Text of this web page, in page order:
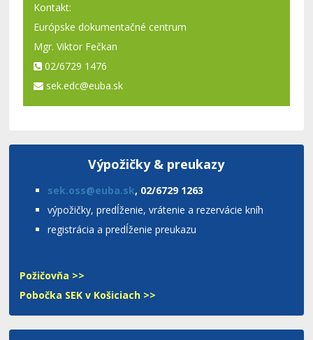
Kontakt:
Európske dokumentačné centrum
Mgr. Viktor Fečkan
02/6729 1476
sek.edc@euba.sk
Výpožičky & preukazy
sek.oss@euba.sk, 02/6729 1263
výpožičky, predĺženie, vrátenie a rezervácie kníh
registrácia a predĺženie preukazu
Požičovňa >>
Pobočka SEK v Košiciach >>